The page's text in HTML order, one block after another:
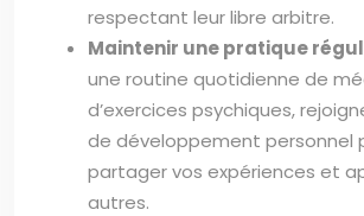
respectant leur libre arbitre.
Maintenir une pratique
une routine quotidienne de
d’exercices psychiques,
de développement personnel
partager vos expériences et
autres.